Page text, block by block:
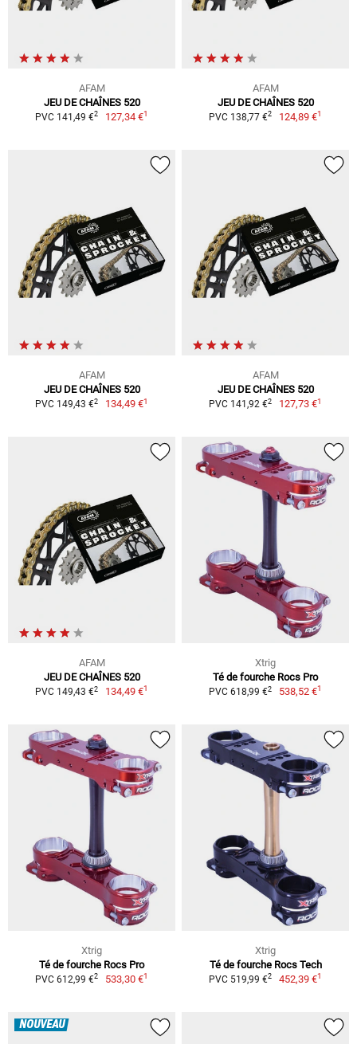
AFAM
JEU DE CHAÎNES 520
PVC 141,49 €2 127,34 €1
AFAM
JEU DE CHAÎNES 520
PVC 138,77 €2 124,89 €1
AFAM
JEU DE CHAÎNES 520
PVC 149,43 €2 134,49 €1
AFAM
JEU DE CHAÎNES 520
PVC 141,92 €2 127,73 €1
AFAM
JEU DE CHAÎNES 520
PVC 149,43 €2 134,49 €1
Xtrig
Té de fourche Rocs Pro
PVC 618,99 €2 538,52 €1
Xtrig
Té de fourche Rocs Pro
PVC 612,99 €2 533,30 €1
Xtrig
Té de fourche Rocs Tech
PVC 519,99 €2 452,39 €1
NOUVEAU